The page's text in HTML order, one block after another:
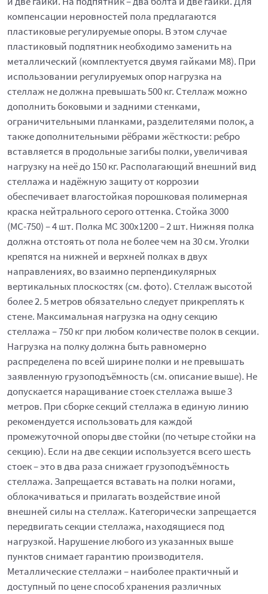
компенсации неровностей пола предлагаются
пластиковые регулируемые опоры. В этом случае
пластиковый подпятник необходимо заменить на
металлический (комплектуется двумя гайками М8). При
использовании регулируемых опор нагрузка на
стеллаж не должна превышать 500 кг. Стеллаж можно
дополнить боковыми и задними стенками,
ограничительными планками, разделителями полок, а
также дополнительными рёбрами жёсткости: ребро
вставляется в продольные загибы полки, увеличивая
нагрузку на неё до 150 кг. Располагающий внешний вид
стеллажа и надёжную защиту от коррозии
обеспечивает влагостойкая порошковая полимерная
краска нейтрального серого оттенка. Стойка 3000
(МС-750) – 4 шт. Полка МС 300x1200 – 2 шт. Нижняя полка
должна отстоять от пола не более чем на 30 см. Уголки
крепятся на нижней и верхней полках в двух
направлениях, во взаимно перпендикулярных
вертикальных плоскостях (см. фото). Стеллаж высотой
более 2. 5 метров обязательно следует прикреплять к
стене. Максимальная нагрузка на одну секцию
стеллажа – 750 кг при любом количестве полок в секции.
Нагрузка на полку должна быть равномерно
распределена по всей ширине полки и не превышать
заявленную грузоподъёмность (см. описание выше). Не
допускается наращивание стоек стеллажа выше 3
метров. При сборке секций стеллажа в единую линию
рекомендуется использовать для каждой
промежуточной опоры две стойки (по четыре стойки на
секцию). Если на две секции используется всего шесть
стоек – это в два раза снижает грузоподъёмность
стеллажа. Запрещается вставать на полки ногами,
облокачиваться и прилагать воздействие иной
внешней силы на стеллаж. Категорически запрещается
передвигать секции стеллажа, находящиеся под
нагрузкой. Нарушение любого из указанных выше
пунктов снимает гарантию производителя.
Металлические стеллажи – наиболее практичный и
доступный по цене способ хранения различных